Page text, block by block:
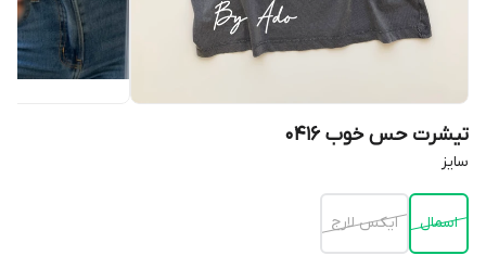
تيشرت حس خوب 0416
سايز
اسمال ايكس لارج